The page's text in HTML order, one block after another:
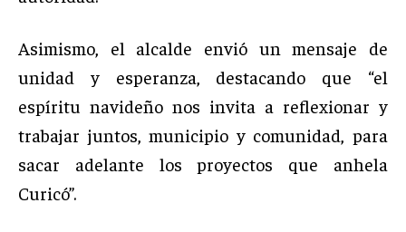
Asimismo, el alcalde envió un mensaje de
unidad y esperanza, destacando que “el
espíritu navideño nos invita a reflexionar y
trabajar juntos, municipio y comunidad, para
sacar adelante los proyectos que anhela
Curicó”.